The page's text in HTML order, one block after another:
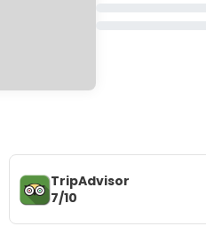
TripAdvisor
7/10